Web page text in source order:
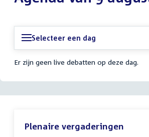
Selecteer een dag
Er zijn geen live debatten op deze dag.
Plenaire vergaderingen